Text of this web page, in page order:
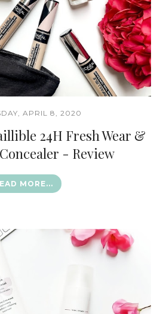
APRIL 8, 2020
24H Fresh Wear &
- Review
MORE...